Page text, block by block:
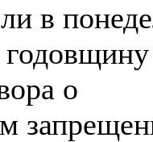
в
о